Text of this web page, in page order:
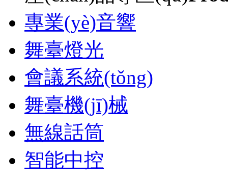
專業(yè)音響
舞臺燈光
會議系統(tǒng)
舞臺機(jī)械
無線話筒
智能中控